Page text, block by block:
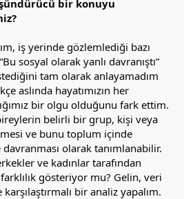
bir konuyu
iş yerinde gözlemlediği bazı
sosyal olarak yanlı davranıştı”
tam olarak anlayamadım
aslında hayatımızın her
bir olgu olduğunu fark ettim.
belirli bir grup, kişi veya
ve bunu toplum içinde
olarak tanımlanabilir.
ve kadınlar tarafından
farklılık gösteriyor mu? Gelin, veri
bir analiz yapalım.